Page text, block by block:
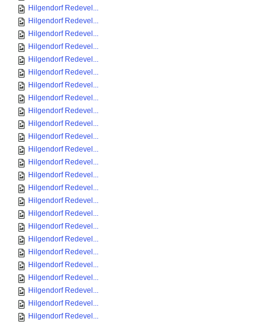
Hilgendorf Redevel...
Hilgendorf Redevel...
Hilgendorf Redevel...
Hilgendorf Redevel...
Hilgendorf Redevel...
Hilgendorf Redevel...
Hilgendorf Redevel...
Hilgendorf Redevel...
Hilgendorf Redevel...
Hilgendorf Redevel...
Hilgendorf Redevel...
Hilgendorf Redevel...
Hilgendorf Redevel...
Hilgendorf Redevel...
Hilgendorf Redevel...
Hilgendorf Redevel...
Hilgendorf Redevel...
Hilgendorf Redevel...
Hilgendorf Redevel...
Hilgendorf Redevel...
Hilgendorf Redevel...
Hilgendorf Redevel...
Hilgendorf Redevel...
Hilgendorf Redevel...
Hilgendorf Redevel...